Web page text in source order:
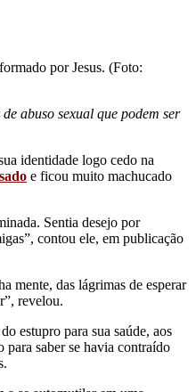
por Jesus. (Foto:
abuso sexual que podem ser
identidade logo cedo na
e ficou muito machucado
Sentia desejo por
contou ele, em publicação
mente, das lágrimas de esperar
revelou.
estupro para sua saúde, aos
para saber se havia contraído